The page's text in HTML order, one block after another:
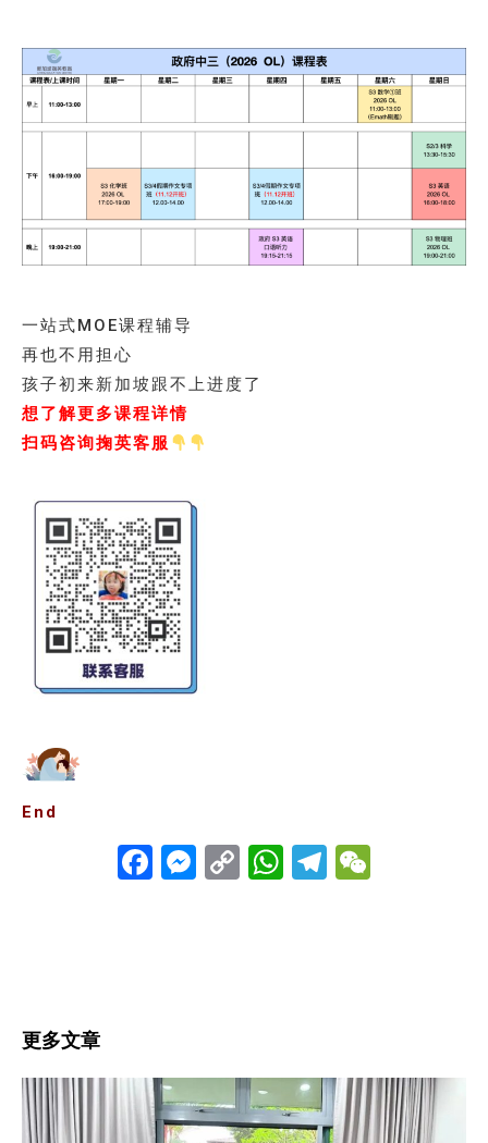
一站式MOE课程辅导
再也不用担心
孩子初来新加坡跟不上进度了
想了解更多课程详情
扫码咨询掬英客服
End
Facebook
Messenger
CopyWhatsApp
更多文章